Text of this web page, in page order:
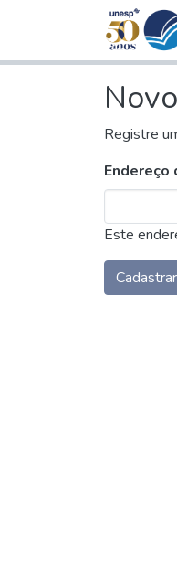
Registre
Endereço
Este
Cadastrar